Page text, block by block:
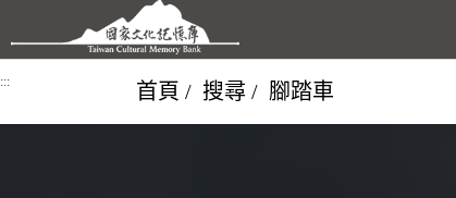
跳到主要內容區塊
::: 首頁 搜尋 腳踏車